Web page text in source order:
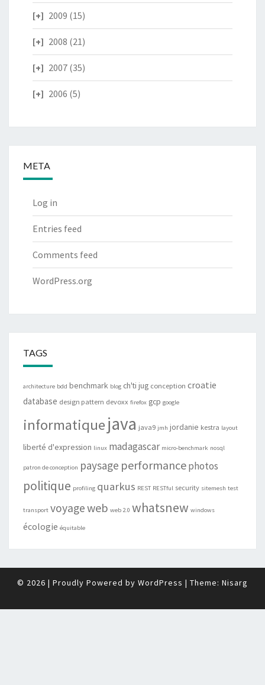
2009 (15)
2008 (21)
2007 (35)
2006 (5)
META
Log in
Entries feed
Comments feed
WordPress.org
TAGS
architecture bdd benchmark blog ch'ti jug conception croatie
database design pattern devoxx firefox gcp google
informatiquejava java9 jmh jordanie kestra layout
liberté d'expression linux madagascar micro-benchmark nosql
patron de conception paysage performancephotos
politique profiling quarkus REST RESTful security sitemesh test
transport voyageweb web 2.0 whatsnew windows
écologie équitable
© 2026 | Proudly Powered by WordPress | Theme: Nisarg